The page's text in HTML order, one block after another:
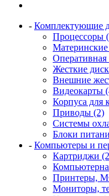
- Комплектующие
Процессоры
Оперативная
Жесткие
Внешние
Видеокарты
Корпуса для
Приводы (2)
Системы
Блоки
- Компьютеры и
Картриджи
Принтеры,
Мониторы,